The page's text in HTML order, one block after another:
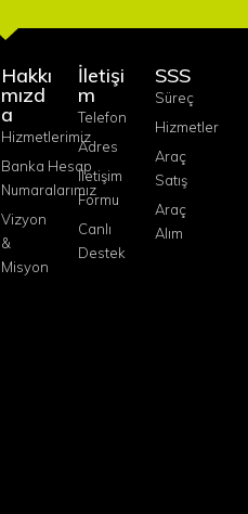
Hakkı
mızd
a
Hizmetlerimiz
Banka Hesap
Numaralarımız
Vizyon
&
Misyon
İletişi
m
Telefon
Adres
İletişim
Formu
Canlı
Destek
SSS
Süreç
Hizmetler
Araç
Satış
Araç
Alım